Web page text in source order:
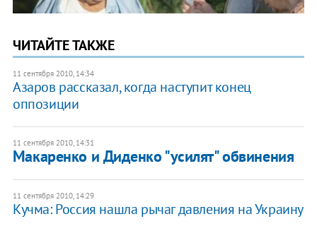
ЧИТАЙТЕ ТАКЖЕ
11 сентября 2010, 14:34
Азаров рассказал, когда наступит конец
оппозиции
11 сентября 2010, 14:31
Макаренко и Диденко "усилят" обвинения
11 сентября 2010, 14:29
Кучма: Россия нашла рычаг давления на Украину